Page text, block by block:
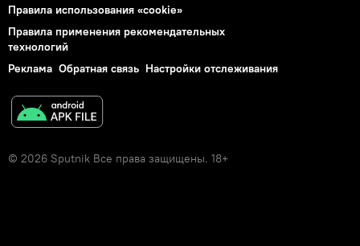
Правила использования «cookie»
Правила применения рекомендательных
технологий
Реклама Обратная связь Настройки отслеживания
© 2026 Sputnik Все права защищены. 18+